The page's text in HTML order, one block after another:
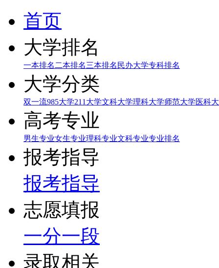
首页
大学排名
一本排名 二本排名三本排名 民办大学专科排名
大学分类
双一流985大学211大学文科大学理科大学师范大学医科
高考专业
男生专业女生专业理科专业文科专业专业排名
报考指导
报考指导
志愿填报
一分一段
录取相关